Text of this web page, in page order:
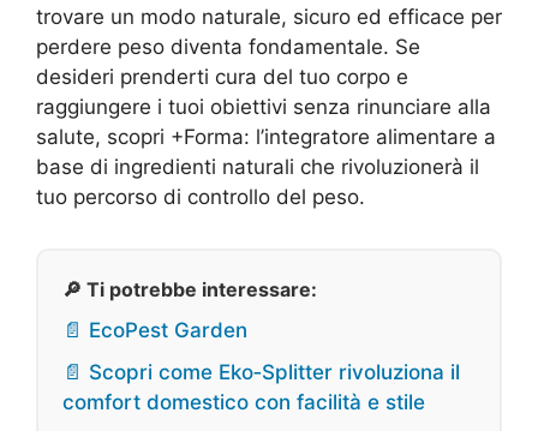
trovare un modo naturale, sicuro ed efficace per
perdere peso diventa fondamentale. Se
desideri prenderti cura del tuo corpo e
raggiungere i tuoi obiettivi senza rinunciare alla
salute, scopri +Forma: l’integratore alimentare a
base di ingredienti naturali che rivoluzionerà il
tuo percorso di controllo del peso.
🔎 Ti potrebbe interessare:
📄 EcoPest Garden
📄 Scopri come Eko‑Splitter rivoluziona il
comfort domestico con facilità e stile